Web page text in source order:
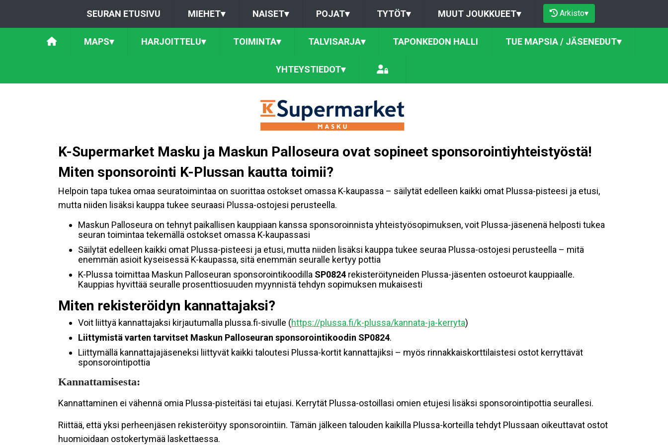
SEURAN ETUSIVU MIEHET▾ NAISET▾ POJAT▾ TYTÖT▾ MUUT JOUKKUEET▾ Arkisto▾
MAPS▾ HARJOITTELU▾ TOIMINTA▾ TALVISARJA▾ TAPONKEDON HALLI TUE MAPSIA / JÄSENEDUT▾
YHTEYSTIEDOT▾
K-Supermarket Masku ja Maskun Palloseura ovat sopineet sponsorointiyhteistyöstä!
Miten sponsorointi K-Plussan kautta toimii?
Helpoin tapa tukea omaa seuratoimintaa on suorittaa ostokset omassa K-kaupassa – säilytät edelleen kaikki omat Plussa-pisteesi ja etusi,
mutta niiden lisäksi kauppa tukee seuraasi Plussa-ostojesi perusteella.
Maskun Palloseura on tehnyt paikallisen kauppiaan kanssa sponsoroinnista yhteistyösopimuksen, voit Plussa-jäsenenä helposti tukea
seuran toimintaa tekemällä ostokset omassa K-kaupassasi
Säilytät edelleen kaikki omat Plussa-pisteesi ja etusi, mutta niiden lisäksi kauppa tukee seuraa Plussa-ostojesi perusteella – mitä
enemmän asioit kyseisessä K-kaupassa, sitä enemmän seuralle kertyy pottia
K-Plussa toimittaa Maskun Palloseuran sponsorointikoodilla SP0824 rekisteröityneiden Plussa-jäsenten ostoeurot kauppiaalle.
Kauppias hyvittää seuralle prosenttiosuuden myynnistä tehdyn sopimuksen mukaisesti
Miten rekisteröidyn kannattajaksi?
Voit liittyä kannattajaksi kirjautumalla plussa.fi-sivulle (https://plussa.fi/k-plussa/kannata-ja-kerryta)
Liittymistä varten tarvitset Maskun Palloseuran sponsorointikoodin SP0824.
Liittymällä kannattajajäseneksi liittyvät kaikki taloutesi Plussa-kortit kannattajiksi – myös rinnakkaiskorttilaistesi ostot kerryttävät
sponsorointipottia
Kannattamisesta:
Kannattaminen ei vähennä omia Plussa-pisteitäsi tai etujasi. Kerrytät Plussa-ostoillasi omien etujesi lisäksi sponsorointipottia seurallesi.
Riittää, että yksi perheenjäsen rekisteröityy sponsorointiin. Tämän jälkeen talouden kaikilla Plussa-korteilla tehdyt Plussaan oikeuttavat ostot
huomioidaan ostokertymää laskettaessa.